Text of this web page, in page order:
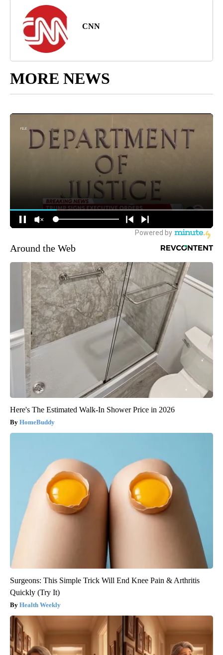
CNN
MORE NEWS
Around the Web
Here's The Estimated Walk-In Shower Price in 2026
HomeBuddy
Surgeons: This Simple Trick Will End Knee Pain & Arthritis
Quickly (Try It)
Health Weekly